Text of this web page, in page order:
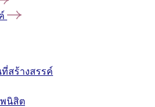
สร้างสรรค์
นิสิต